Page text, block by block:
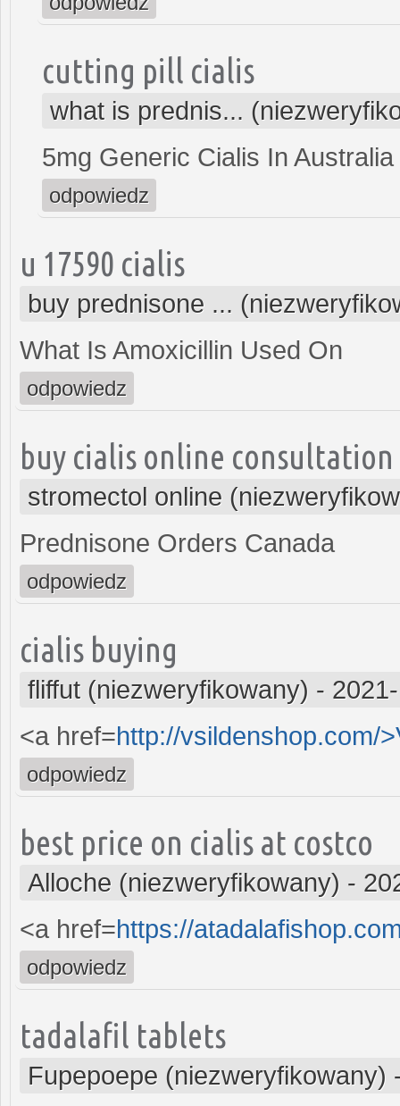
cutting pill cialis
what is prednis...
5mg Generic Cialis In Australia
odpowiedz
u 17590 cialis
buy prednisone ...
What Is Amoxicillin Used On
odpowiedz
buy cialis online consultation
stromectol online
Prednisone Orders Canada
odpowiedz
cialis buying
fliffut (niezweryfikowany) -
<a href=http://vsildenshop.com/
odpowiedz
best price on cialis at costco
Alloche (niezweryfikowany) -
<a href=https://
odpowiedz
tadalafil tablets
Fupepoepe (niezweryfikowany)